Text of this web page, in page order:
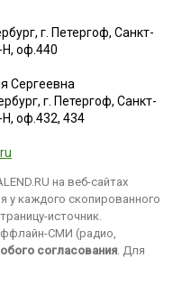
г. Петергоф, Санкт-
Н, оф.440
Сергеевна
г. Петергоф, Санкт-
Н, оф.432, 434
на веб-сайтах
у каждого скопированного
источник.
СМИ (радио,
согласования. Для